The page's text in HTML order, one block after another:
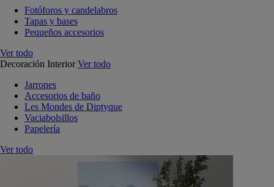
Fotóforos y candelabros
Tapas y bases
Pequeños accesorios
Ver todo
Decoración Interior Ver todo
Jarrones
Accesorios de baño
Les Mondes de Diptyque
Vaciabolsillos
Papelería
Ver todo